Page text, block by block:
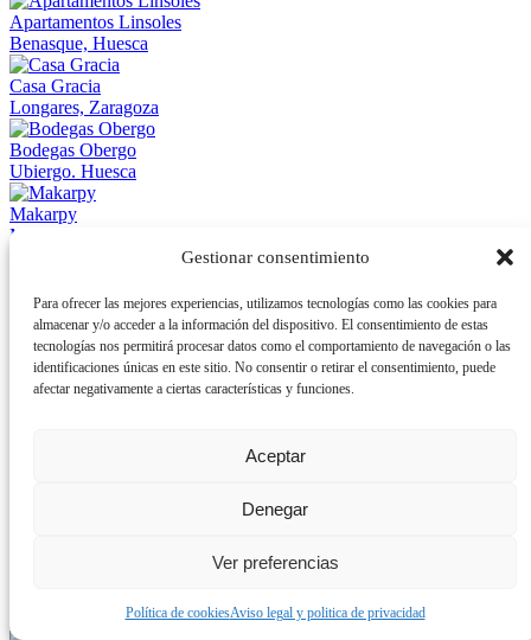
Gestionar consentimiento
Para ofrecer las mejores experiencias, utilizamos tecnologías como las cookies para
almacenar y/o acceder a la información del dispositivo. El consentimiento de estas
tecnologías nos permitirá procesar datos como el comportamiento de navegación o las
identificaciones únicas en este sitio. No consentir o retirar el consentimiento, puede
afectar negativamente a ciertas características y funciones.
Aceptar
Denegar
Ver preferencias
Política de cookiesAviso legal y politica de privacidad
Apartamentos Linsoles
Benasque, Huesca
Casa Gracia
Longares, Zaragoza
Bodegas Obergo
Ubiergo. Huesca
Makarpy
Mas de las Matas, Teruel
Benasque, Huesca
Casa Notari
Tolva, Huesca
La Portellada – Ráfales, Teruel